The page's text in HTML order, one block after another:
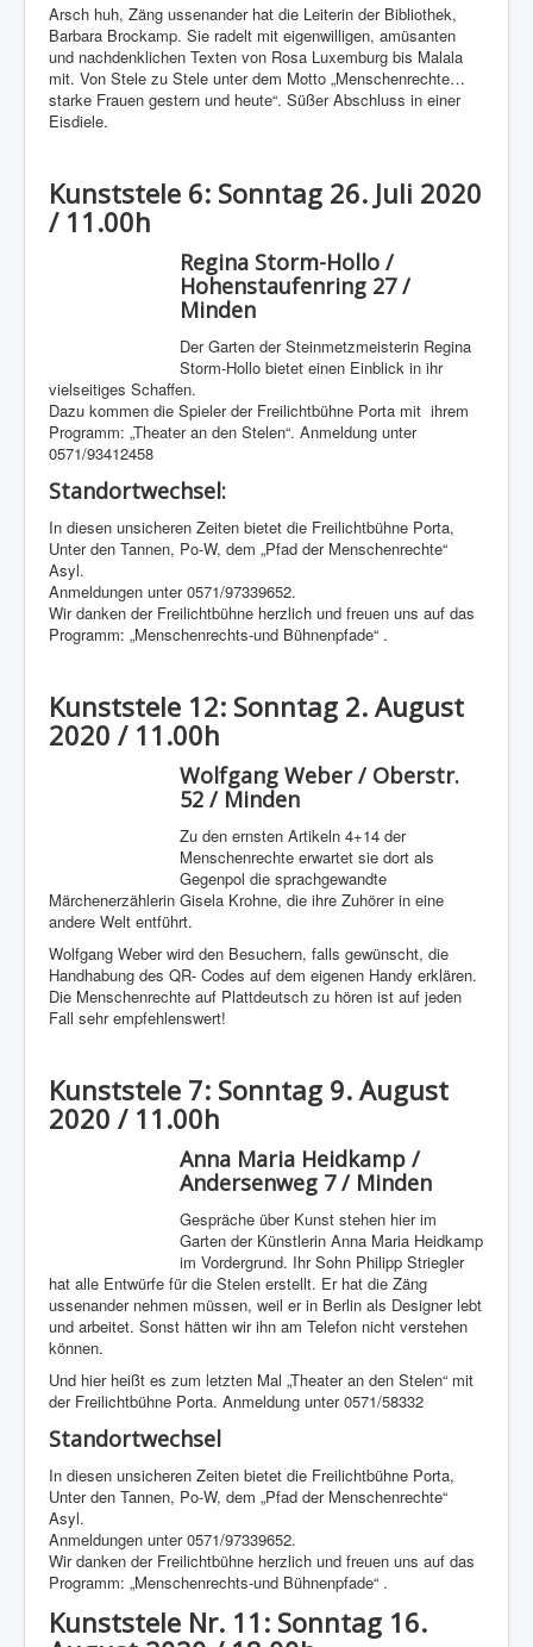
Arsch huh, Zäng ussenander hat die Leiterin der Bibliothek,
Barbara Brockamp. Sie radelt mit eigenwilligen, amüsanten
und nachdenklichen Texten von Rosa Luxemburg bis Malala
mit. Von Stele zu Stele unter dem Motto „Menschenrechte…
starke Frauen gestern und heute“. Süßer Abschluss in einer
Eisdiele.
Kunststele 6: Sonntag 26. Juli 2020
/ 11.00h
Regina Storm-Hollo /
Hohenstaufenring 27 /
Minden
Der Garten der Steinmetzmeisterin Regina
Storm-Hollo bietet einen Einblick in ihr
vielseitiges Schaffen.
Dazu kommen die Spieler der Freilichtbühne Porta mit ihrem
Programm: „Theater an den Stelen“. Anmeldung unter
0571/93412458
Standortwechsel:
In diesen unsicheren Zeiten bietet die Freilichtbühne Porta,
Unter den Tannen, Po-W, dem „Pfad der Menschenrechte“
Asyl.
Anmeldungen unter 0571/97339652.
Wir danken der Freilichtbühne herzlich und freuen uns auf das
Programm: „Menschenrechts-und Bühnenpfade“ .
Kunststele 12: Sonntag 2. August
2020 / 11.00h
Wolfgang Weber / Oberstr.
52 / Minden
Zu den ernsten Artikeln 4+14 der
Menschenrechte erwartet sie dort als
Gegenpol die sprachgewandte
Märchenerzählerin Gisela Krohne, die ihre Zuhörer in eine
andere Welt entführt.
Wolfgang Weber wird den Besuchern, falls gewünscht, die
Handhabung des QR- Codes auf dem eigenen Handy erklären.
Die Menschenrechte auf Plattdeutsch zu hören ist auf jeden
Fall sehr empfehlenswert!
Kunststele 7: Sonntag 9. August
2020 / 11.00h
Anna Maria Heidkamp /
Andersenweg 7 / Minden
Gespräche über Kunst stehen hier im
Garten der Künstlerin Anna Maria Heidkamp
im Vordergrund. Ihr Sohn Philipp Striegler
hat alle Entwürfe für die Stelen erstellt. Er hat die Zäng
ussenander nehmen müssen, weil er in Berlin als Designer lebt
und arbeitet. Sonst hätten wir ihn am Telefon nicht verstehen
können.
Und hier heißt es zum letzten Mal „Theater an den Stelen“ mit
der Freilichtbühne Porta. Anmeldung unter 0571/58332
Standortwechsel
In diesen unsicheren Zeiten bietet die Freilichtbühne Porta,
Unter den Tannen, Po-W, dem „Pfad der Menschenrechte“
Asyl.
Anmeldungen unter 0571/97339652.
Wir danken der Freilichtbühne herzlich und freuen uns auf das
Programm: „Menschenrechts-und Bühnenpfade“ .
Kunststele Nr. 11: Sonntag 16.